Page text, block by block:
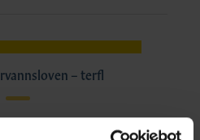
– terfl
rett